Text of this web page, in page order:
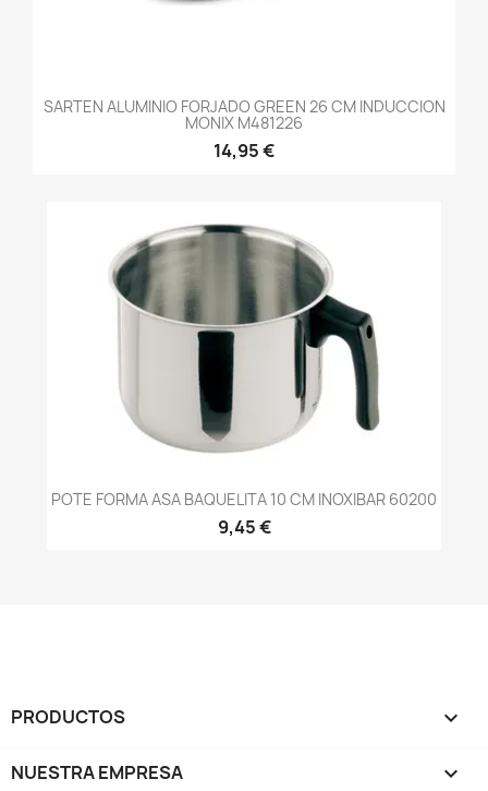
SARTEN ALUMINIO FORJADO GREEN 26 CM INDUCCION
MONIX M481226
14,95 €
POTE FORMA ASA BAQUELITA 10 CM INOXIBAR 60200
9,45 €
PRODUCTOS 
NUESTRA EMPRESA 